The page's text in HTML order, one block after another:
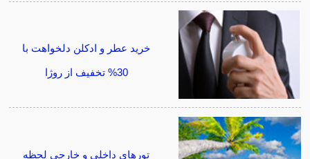
خرید عطر و ادکلن دلخواهت با
30% تخفیف از روژا
تورهای داخلی و خارجی لحظه